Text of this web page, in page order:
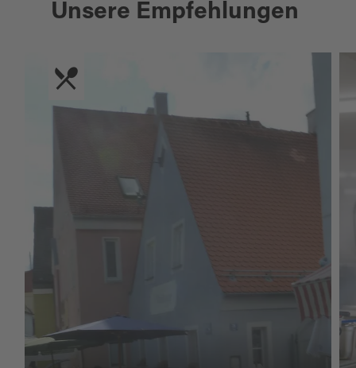
Unsere Empfehlungen